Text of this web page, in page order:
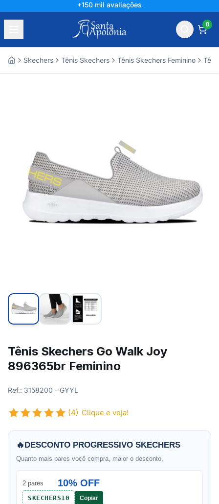
+150 mil avaliações
0
Skechers Tênis Skechers Tênis Skechers Feminino
Tênis Skechers Go Walk Joy
896365br Feminino
Ref.: 3158200 - GYYL
(4) Clique e veja!
🔥DESCONTO PROGRESSIVO SKECHERS
Quanto mais pares você compra, maior o desconto.
2 pares 10% OFF
SKECHERS10 Copiar